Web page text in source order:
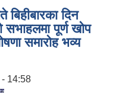
दिन
सभाहलमा पूर्ण खोप
समारोह भव्य
14:58